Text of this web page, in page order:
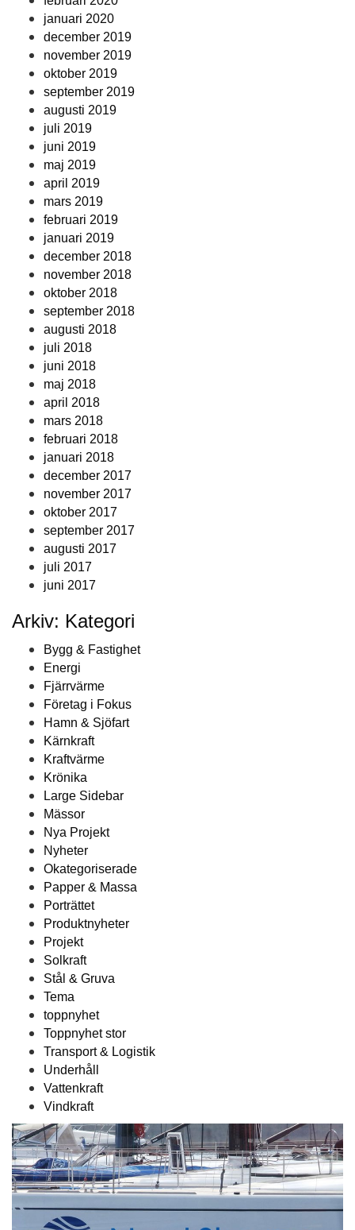
januari 2020
december 2019
november 2019
oktober 2019
september 2019
augusti 2019
juli 2019
juni 2019
maj 2019
april 2019
mars 2019
februari 2019
januari 2019
december 2018
november 2018
oktober 2018
september 2018
augusti 2018
juli 2018
juni 2018
maj 2018
april 2018
mars 2018
februari 2018
januari 2018
december 2017
november 2017
oktober 2017
september 2017
augusti 2017
juli 2017
juni 2017
Arkiv: Kategori
Bygg & Fastighet
Energi
Fjärrvärme
Företag i Fokus
Hamn & Sjöfart
Kärnkraft
Kraftvärme
Krönika
Large Sidebar
Mässor
Nya Projekt
Nyheter
Okategoriserade
Papper & Massa
Porträttet
Produktnyheter
Projekt
Solkraft
Stål & Gruva
Tema
toppnyhet
Toppnyhet stor
Transport & Logistik
Underhåll
Vattenkraft
Vindkraft